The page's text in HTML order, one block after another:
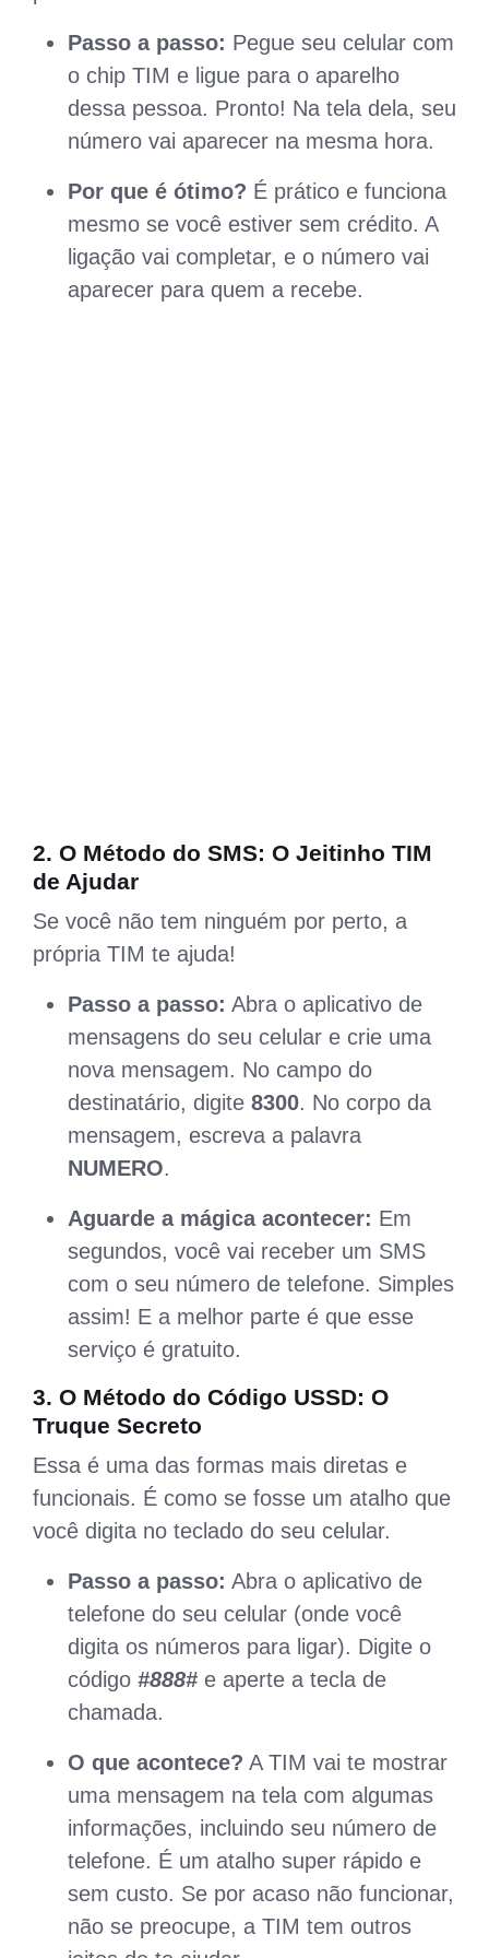
Passo a passo: Pegue seu celular com
o chip TIM e ligue para o aparelho
dessa pessoa. Pronto! Na tela dela, seu
número vai aparecer na mesma hora.
Por que é ótimo? É prático e funciona
mesmo se você estiver sem crédito. A
ligação vai completar, e o número vai
aparecer para quem a recebe.
2. O Método do SMS: O Jeitinho TIM
de Ajudar
Se você não tem ninguém por perto, a
própria TIM te ajuda!
Passo a passo: Abra o aplicativo de
mensagens do seu celular e crie uma
nova mensagem. No campo do
destinatário, digite 8300. No corpo da
mensagem, escreva a palavra
NUMERO.
Aguarde a mágica acontecer: Em
segundos, você vai receber um SMS
com o seu número de telefone. Simples
assim! E a melhor parte é que esse
serviço é gratuito.
3. O Método do Código USSD: O
Truque Secreto
Essa é uma das formas mais diretas e
funcionais. É como se fosse um atalho que
você digita no teclado do seu celular.
Passo a passo: Abra o aplicativo de
telefone do seu celular (onde você
digita os números para ligar). Digite o
código #888# e aperte a tecla de
chamada.
O que acontece? A TIM vai te mostrar
uma mensagem na tela com algumas
informações, incluindo seu número de
telefone. É um atalho super rápido e
sem custo. Se por acaso não funcionar,
não se preocupe, a TIM tem outros